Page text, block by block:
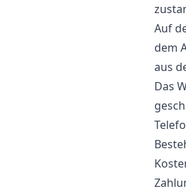
Auf
dem
aus
Das